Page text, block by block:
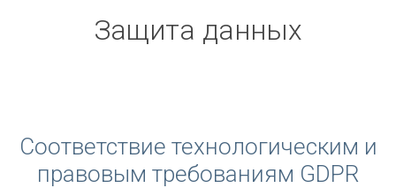
Защита данных
Соответствие технологическим и
правовым требованиям GDPR